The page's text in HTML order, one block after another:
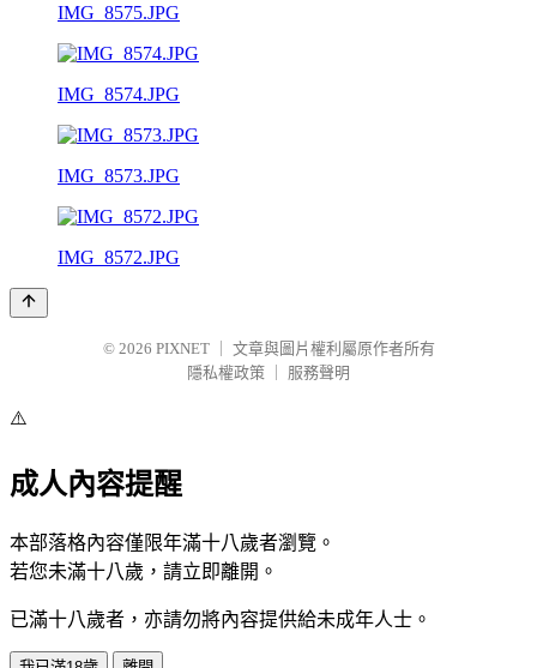
IMG_8575.JPG
IMG_8574.JPG
IMG_8573.JPG
IMG_8572.JPG
© 2026 PIXNET
文章與圖片權利屬原作者所有
隱私權政策
服務聲明
⚠️
成人內容提醒
本部落格內容僅限年滿十八歲者瀏覽。
若您未滿十八歲，請立即離開。
已滿十八歲者，亦請勿將內容提供給未成年人士。